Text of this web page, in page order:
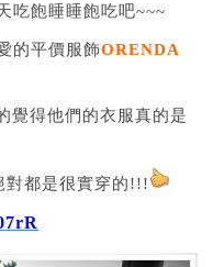
吃飽睡睡飽吃吧~~~
的平價服飾ORENDA
覺得他們的衣服真的是
對都是很實穿的!!!